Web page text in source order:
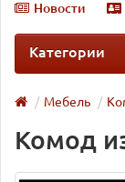
Новости
Категории
Мебель
Комод